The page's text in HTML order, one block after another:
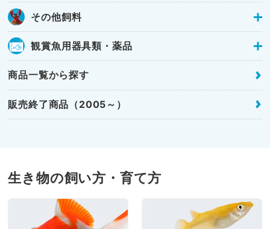
その他飼料
観賞魚用器具類・薬品
商品一覧から探す
販売終了商品（2005～）
生き物の飼い方・育て方